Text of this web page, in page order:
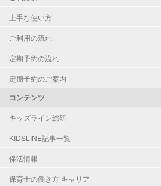
上手な使い方
ご利用の流れ
定期予約の流れ
定期予約のご案内
コンテンツ
キッズライン総研
KIDSLINE記事一覧
保活情報
保育士の働き方 キャリア